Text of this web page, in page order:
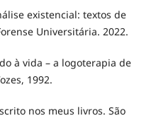
existencial: textos de
Universitária. 2022.
à vida – a logoterapia de
1992.
nos meus livros. São